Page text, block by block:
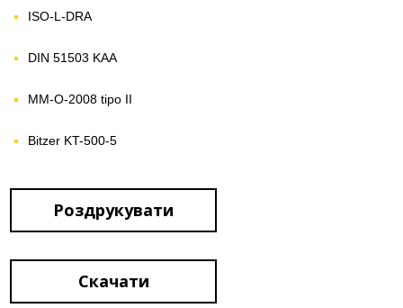
ISO-L-DRA
DIN 51503 KAA
MM-O-2008 tipo II
Bitzer KT-500-5
Роздрукувати
Скачати